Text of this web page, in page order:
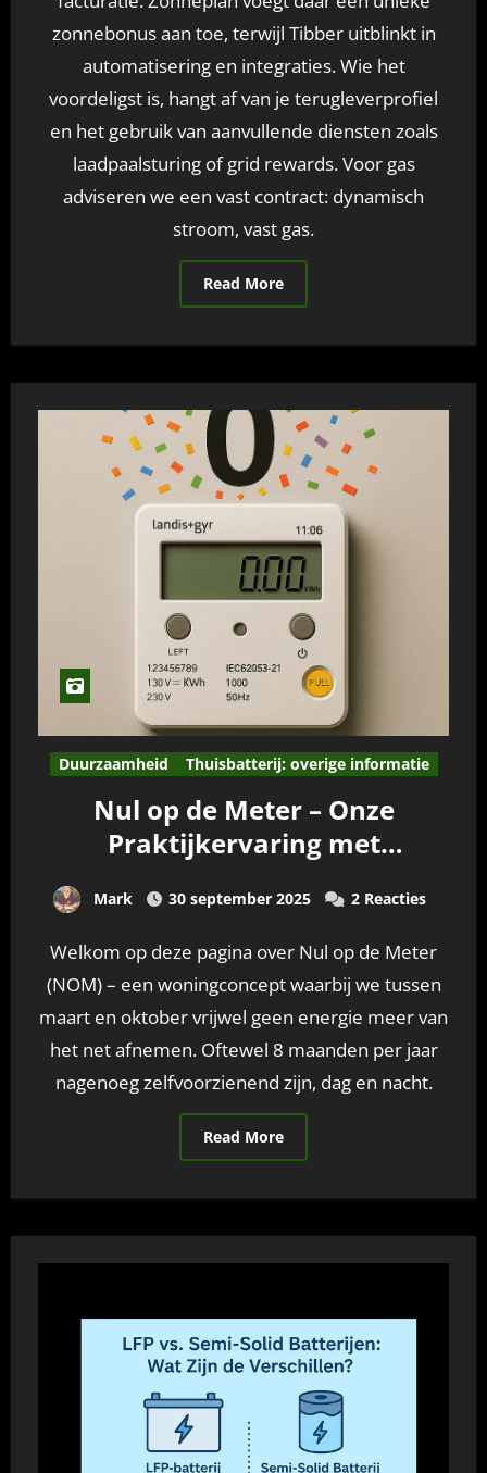
zonnebonus aan toe, terwijl Tibber uitblinkt in
automatisering en integraties. Wie het
voordeligst is, hangt af van je terugleverprofiel
en het gebruik van aanvullende diensten zoals
laadpaalsturing of grid rewards. Voor gas
adviseren we een vast contract: dynamisch
stroom, vast gas.
Read More
Duurzaamheid Thuisbatterij: overige informatie
Nul op de Meter – Onze
Praktijkervaring met
Mark 30 september 2025 2 Reacties
Welkom op deze pagina over Nul op de Meter
(NOM) – een woningconcept waarbij we tussen
maart en oktober vrijwel geen energie meer van
het net afnemen. Oftewel 8 maanden per jaar
nagenoeg zelfvoorzienend zijn, dag en nacht.
Read More